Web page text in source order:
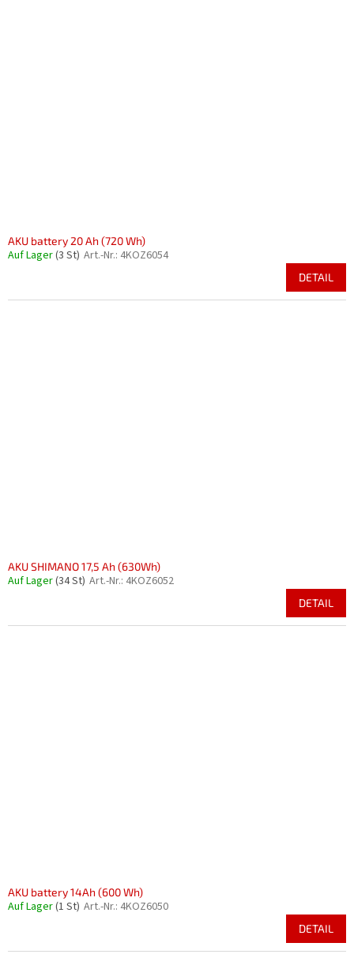
AKU battery 20 Ah (720 Wh)
Auf Lager(3 St) Art.-Nr.: 4KOZ6054
DETAIL
AKU SHIMANO 17,5 Ah (630Wh)
Auf Lager(34 St) Art.-Nr.: 4KOZ6052
DETAIL
AKU battery 14Ah (600 Wh)
Auf Lager(1 St) Art.-Nr.: 4KOZ6050
DETAIL